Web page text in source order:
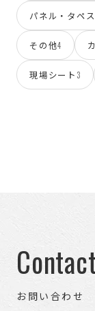
パネル・タペ
その他4
現場シート 3
Contact
お問い合わせ